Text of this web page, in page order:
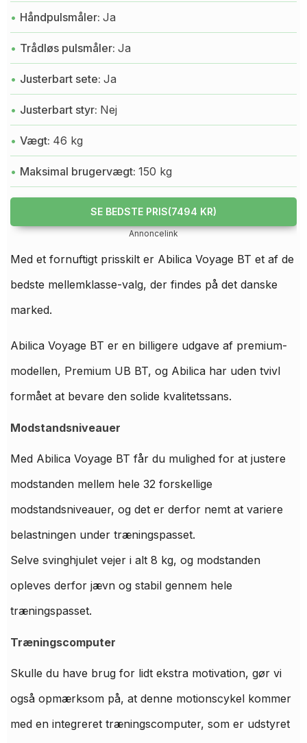
Håndpulsmåler: Ja
Trådløs pulsmåler: Ja
Justerbart sete: Ja
Justerbart styr: Nej
Vægt: 46 kg
Maksimal brugervægt: 150 kg
SE BEDSTE PRIS(7494 KR)
Annoncelink
Med et fornuftigt prisskilt er Abilica Voyage BT et af de
bedste mellemklasse-valg, der findes på det danske
marked.
Abilica Voyage BT er en billigere udgave af premium-
modellen, Premium UB BT, og Abilica har uden tvivl
formået at bevare den solide kvalitetssans.
Modstandsniveauer
Med Abilica Voyage BT får du mulighed for at justere
modstanden mellem hele 32 forskellige
modstandsniveauer, og det er derfor nemt at variere
belastningen under træningspasset.
Selve svinghjulet vejer i alt 8 kg, og modstanden
opleves derfor jævn og stabil gennem hele
træningspasset.
Træningscomputer
Skulle du have brug for lidt ekstra motivation, gør vi
også opmærksom på, at denne motionscykel kommer
med en integreret træningscomputer, som er udstyret